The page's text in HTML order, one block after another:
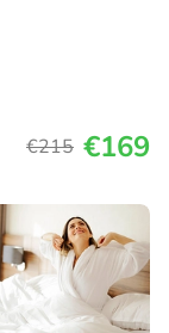
€215 €169